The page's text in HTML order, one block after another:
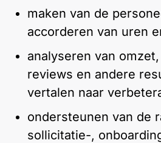
maken van de
accorderen van uren
analyseren van
reviews en andere
vertalen naar
ondersteunen van de
sollicitatie-,